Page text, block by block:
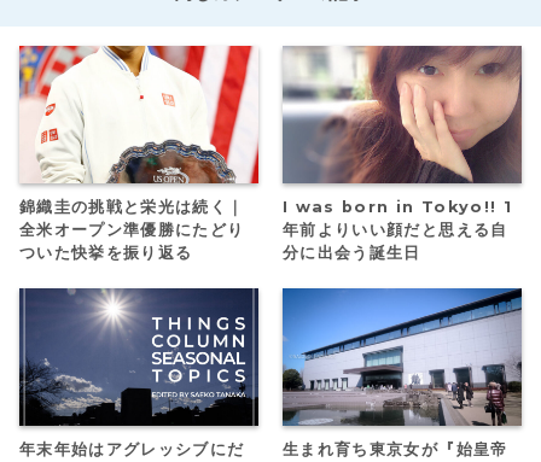
錦織圭の挑戦と栄光は続く｜
全米オープン準優勝にたどり
ついた快挙を振り返る
I was born in Tokyo!! 1
年前よりいい顔だと思える自
分に出会う誕生日
年末年始はアグレッシブにだ
生まれ育ち東京女が『始皇帝